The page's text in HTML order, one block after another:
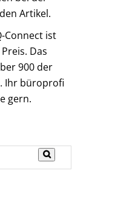
Artikel.
Connect ist
Das
900 der
Ihr büroprofi
gern.